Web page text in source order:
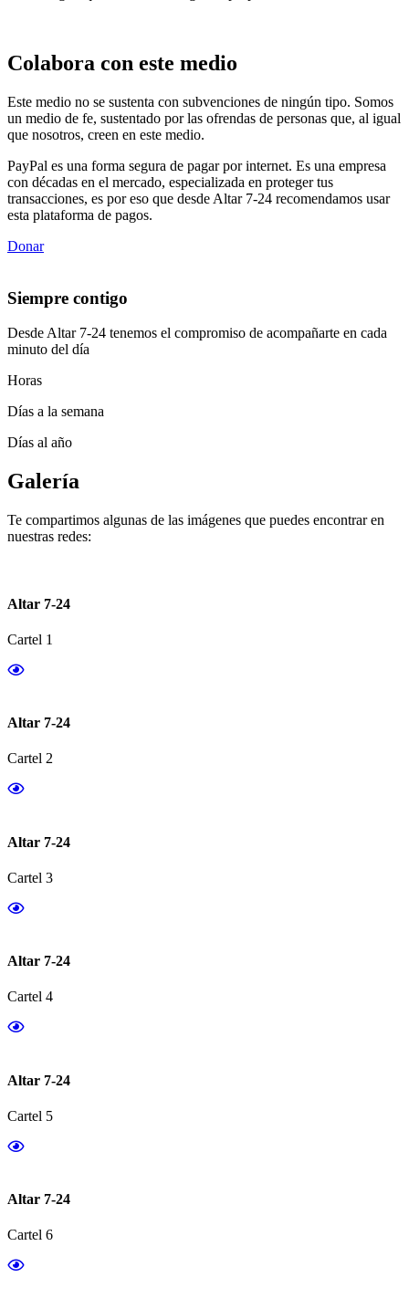
Colabora con este medio
Este medio no se sustenta con subvenciones de ningún tipo. Somos
un medio de fe, sustentado por las ofrendas de personas que, al igual
que nosotros, creen en este medio.
PayPal es una forma segura de pagar por internet. Es una empresa
con décadas en el mercado, especializada en proteger tus
transacciones, es por eso que desde Altar 7-24 recomendamos usar
esta plataforma de pagos.
Donar
Siempre contigo
Desde Altar 7-24 tenemos el compromiso de acompañarte en cada
minuto del día
Horas
Días a la semana
Días al año
Galería
Te compartimos algunas de las imágenes que puedes encontrar en
nuestras redes:
Altar 7-24
Cartel 1
Altar 7-24
Cartel 2
Altar 7-24
Cartel 3
Altar 7-24
Cartel 4
Altar 7-24
Cartel 5
Altar 7-24
Cartel 6